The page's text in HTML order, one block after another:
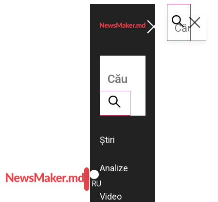
ROMÂNĂ
RU
Știri
Analize
Video